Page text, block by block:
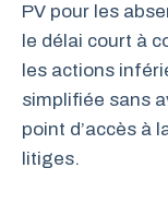
PV pour les
le délai court à
les actions
simplifiée sans
point d’accès à
litiges.